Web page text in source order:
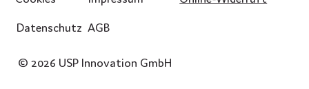
Datenschutz AGB
© 2026 USP Innovation GmbH